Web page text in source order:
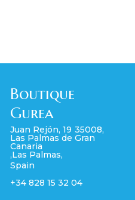
Boutique
Gurea
Juan Rejón, 19 35008,
Las Palmas de Gran
Canaria
,Las Palmas,
Spain
+34 828 15 32 04